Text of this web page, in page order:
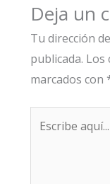
Deja un
Tu dirección
publicada. Los
marcados con